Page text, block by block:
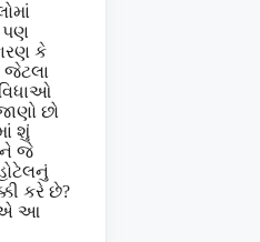
પણ
કે
જેટલા
છો
શું
જે
કરે છે?
આ